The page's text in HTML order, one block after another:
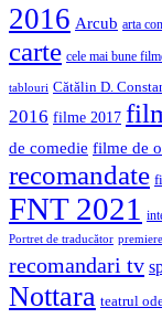
2016 Arcub arta
carte cele mai bune
tablouri Cătălin D.
2016 filme 2017
de comedie filme de
recomandate
FNT 2021
Portret de traducător
recomandari tv
Nottara teatrul